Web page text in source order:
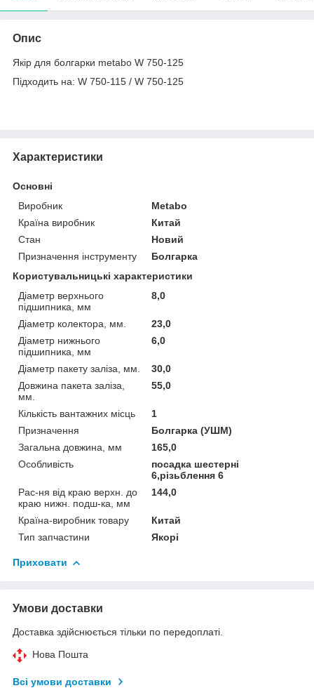
Опис
Якір для болгарки metabo W 750-125
Підходить на: W 750-115 / W 750-125
Характеристики
Основні
Виробник
Metabo
Країна виробник
Китай
Стан
Новий
Призначення інструменту
Болгарка
Користувальницькі характеристики
Діаметр верхнього
підшипника, мм
8,0
Діаметр колектора, мм.
23,0
Діаметр нижнього
підшипника, мм
6,0
Діаметр пакету заліза, мм.
30,0
Довжина пакета заліза,
мм.
55,0
Кількість вантажних місць
1
Призначення
Болгарка (УШМ)
Загальна довжина, мм
165,0
Особливість
посадка шестерні
6,різьблення 6
Рас-ня від краю верхн. до
краю нижн. подш-ка, мм
144,0
Країна-виробник товару
Китай
Тип запчастини
Якорі
Приховати
Умови доставки
Доставка здійснюється тільки по передоплаті.
Нова Пошта
Всі умови доставки